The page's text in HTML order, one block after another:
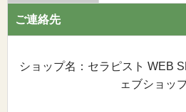
ご連絡先
ショップ名：セラピスト WEB
ェブショップ